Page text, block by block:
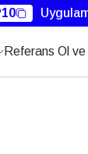
Referans Ol